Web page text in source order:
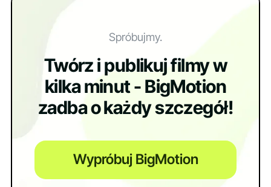
Spróbujmy.
Twórz i publikuj filmy w
kilka minut - BigMotion
zadba o każdy szczegół!
Wypróbuj BigMotion